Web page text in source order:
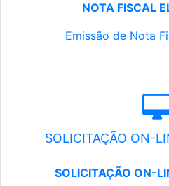
NOTA FISCAL
Emissão de Nota
SOLICITAÇÃO ON-
SOLICITAÇÃO ON-